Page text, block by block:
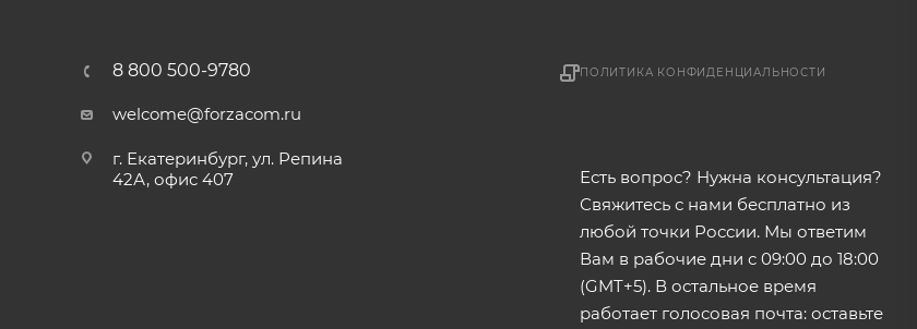
8 800 500-9780
welcome@forzacom.ru
г. Екатеринбург, ул. Репина
42А, офис 407
ПОЛИТИКА КОНФИДЕНЦИАЛЬНОСТИ
Есть вопрос? Нужна консультация?
Свяжитесь с нами бесплатно из
любой точки России. Мы ответим
Вам в рабочие дни с 09:00 до 18:00
(GMT+5). В остальное время
работает голосовая почта: оставьте